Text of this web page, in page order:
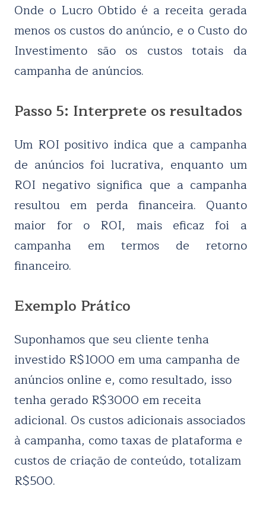
Onde o Lucro Obtido é a receita gerada
menos os custos do anúncio, e o Custo do
Investimento são os custos totais da
campanha de anúncios.
Passo 5: Interprete os resultados
Um ROI positivo indica que a campanha
de anúncios foi lucrativa, enquanto um
ROI negativo significa que a campanha
resultou em perda financeira. Quanto
maior for o ROI, mais eficaz foi a
campanha em termos de retorno
financeiro.
Exemplo Prático
Suponhamos que seu cliente tenha
investido R$1000 em uma campanha de
anúncios online e, como resultado, isso
tenha gerado R$3000 em receita
adicional. Os custos adicionais associados
à campanha, como taxas de plataforma e
custos de criação de conteúdo, totalizam
R$500.